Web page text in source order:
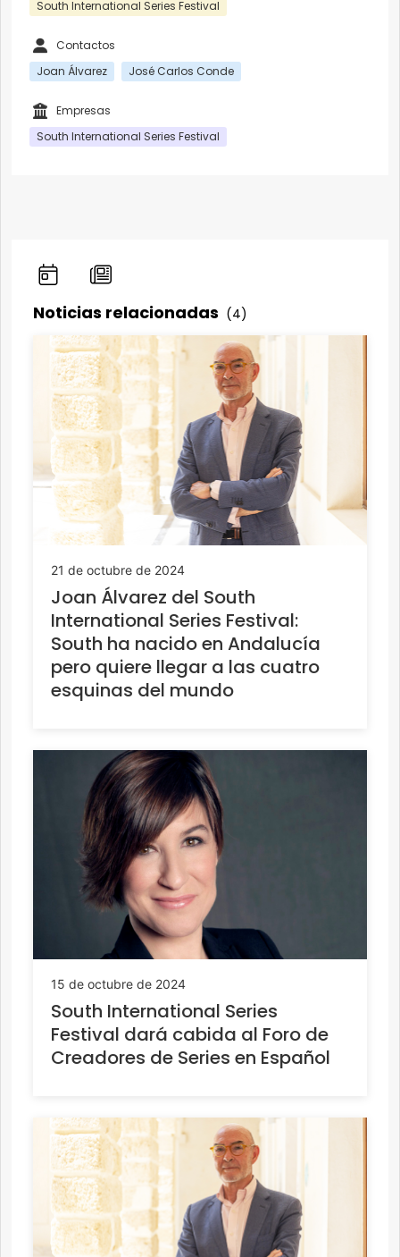
South International Series Festival
Contactos
Joan Álvarez
José Carlos Conde
Empresas
South International Series Festival
Noticias relacionadas (4)
21 de octubre de 2024
Joan Álvarez del South
International Series Festival:
South ha nacido en Andalucía
pero quiere llegar a las cuatro
esquinas del mundo
15 de octubre de 2024
South International Series
Festival dará cabida al Foro de
Creadores de Series en Español